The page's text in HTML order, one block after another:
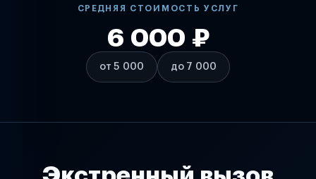
СРЕДНЯЯ СТОИМОСТЬ УСЛУГ
от 5 000
6 000 ₽
до 7 000